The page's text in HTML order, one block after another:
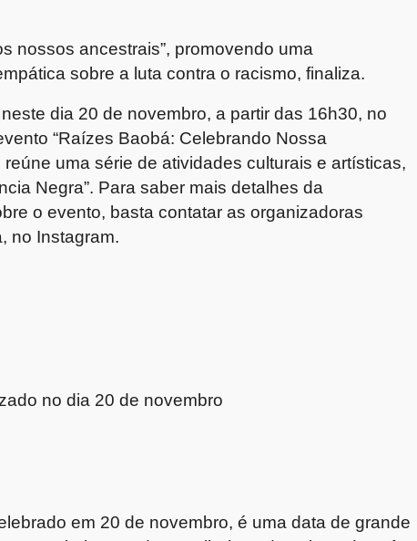
nossos ancestrais”, promovendo uma
sobre a luta contra o racismo, finaliza.
dia 20 de novembro, a partir das 16h30, no
“Raízes Baobá: Celebrando Nossa
uma série de atividades culturais e artísticas,
Negra”. Para saber mais detalhes da
o evento, basta contatar as organizadoras
no Instagram.
no dia 20 de novembro
em 20 de novembro, é uma data de grande